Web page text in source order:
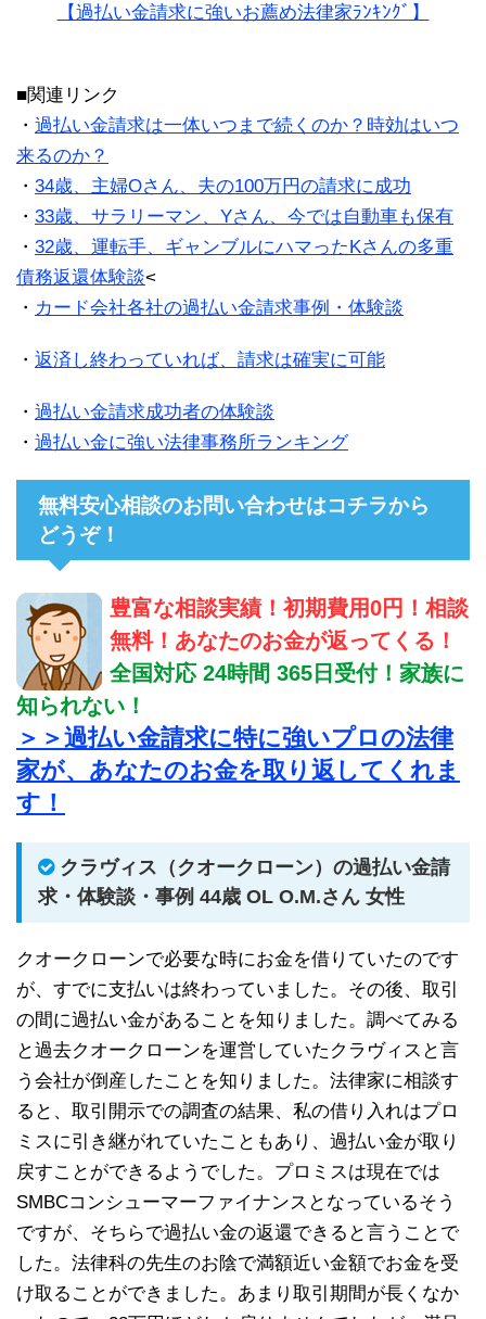
【過払い金請求に強いお薦め法律家ﾗﾝｷﾝｸﾞ】
■関連リンク
・ 過払い金請求は一体いつまで続くのか？時効はいつ
来るのか？
・ 34歳、主婦Oさん、夫の100万円の請求に成功
・ 33歳、サラリーマン、Yさん、今では自動車も保有
・ 32歳、運転手、ギャンブルにハマったKさんの多重
債務返還体験談<
・ カード会社各社の過払い金請求事例・体験談
・ 返済し終わっていれば、請求は確実に可能
・ 過払い金請求成功者の体験談
・ 過払い金に強い法律事務所ランキング
無料安心相談のお問い合わせはコチラから
どうぞ！
豊富な相談実績！初期費用0円！相談
無料！あなたのお金が返ってくる！
全国対応 24時間 365日受付！家族に
知られない！
＞＞過払い金請求に特に強いプロの法律
家が、あなたのお金を取り返してくれま
す！
クラヴィス（クオークローン）の過払い金請
求・体験談・事例 44歳 OL O.M.さん 女性
クオークローンで必要な時にお金を借りていたのです
が、すでに支払いは終わっていました。その後、取引
の間に過払い金があることを知りました。調べてみる
と過去クオークローンを運営していたクラヴィスと言
う会社が倒産したことを知りました。法律家に相談す
ると、取引開示での調査の結果、私の借り入れはプロ
ミスに引き継がれていたこともあり、過払い金が取り
戻すことができるようでした。プロミスは現在では
SMBCコンシューマーファイナンスとなっているそう
ですが、そちらで過払い金の返還できると言うことで
した。法律科の先生のお陰で満額近い金額でお金を受
け取ることができました。あまり取引期間が長くなか